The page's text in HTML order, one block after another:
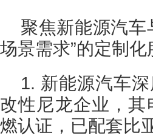
聚焦新能源汽车
场景需求”的定制化
1. 新能源汽车
改性尼龙企业，其
燃认证，已配套比